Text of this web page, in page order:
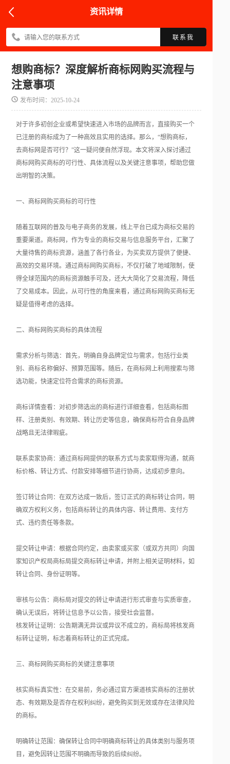
资讯详情
联系我
想购商标？深度解析商标网购买流程与
注意事项
发布时间：2025-10-24
对于许多初创企业或希望快速进入市场的品牌而言，直接购买一个
已注册的商标成为了一种高效且实用的选择。那么，“想购商标，
去商标网是否可行？”这一疑问便自然浮现。本文将深入探讨通过
商标网购买商标的可行性、具体流程以及关键注意事项，帮助您做
出明智的决策。
一、商标网购买商标的可行性
随着互联网的普及与电子商务的发展，线上平台已成为商标交易的
重要渠道。商标网，作为专业的商标交易与信息服务平台，汇聚了
大量待售的商标资源，涵盖了各行各业，为买卖双方提供了便捷、
高效的交易环境。通过商标网购买商标，不仅打破了地域限制，使
得全球范围内的商标资源触手可及，还大大简化了交易流程，降低
了交易成本。因此，从可行性的角度来看，通过商标网购买商标无
疑是值得考虑的选择。
二、商标网购买商标的具体流程
需求分析与筛选：首先，明确自身品牌定位与需求，包括行业类
别、商标名称偏好、预算范围等。随后，在商标网上利用搜索与筛
选功能，快速定位符合需求的商标资源。
商标详情查看：对初步筛选出的商标进行详细查看，包括商标图
样、注册类别、有效期、转让历史等信息，确保商标符合自身品牌
战略且无法律瑕疵。
联系卖家协商：通过商标网提供的联系方式与卖家取得沟通，就商
标价格、转让方式、付款安排等细节进行协商，达成初步意向。
签订转让合同：在双方达成一致后，签订正式的商标转让合同，明
确双方权利义务，包括商标转让的具体内容、转让费用、支付方
式、违约责任等条款。
提交转让申请：根据合同约定，由卖家或买家（或双方共同）向国
家知识产权局商标局提交商标转让申请，并附上相关证明材料，如
转让合同、身份证明等。
审核与公告：商标局对提交的转让申请进行形式审查与实质审查，
确认无误后，将转让信息予以公告，接受社会监督。
核发转让证明：公告期满无异议或异议不成立的，商标局将核发商
标转让证明，标志着商标转让的正式完成。
三、商标网购买商标的关键注意事项
核实商标真实性：在交易前，务必通过官方渠道核实商标的注册状
态、有效期及是否存在权利纠纷，避免购买到无效或存在法律风险
的商标。
明确转让范围：确保转让合同中明确商标转让的具体类别与服务项
目，避免因转让范围不明确而导致的后续纠纷。